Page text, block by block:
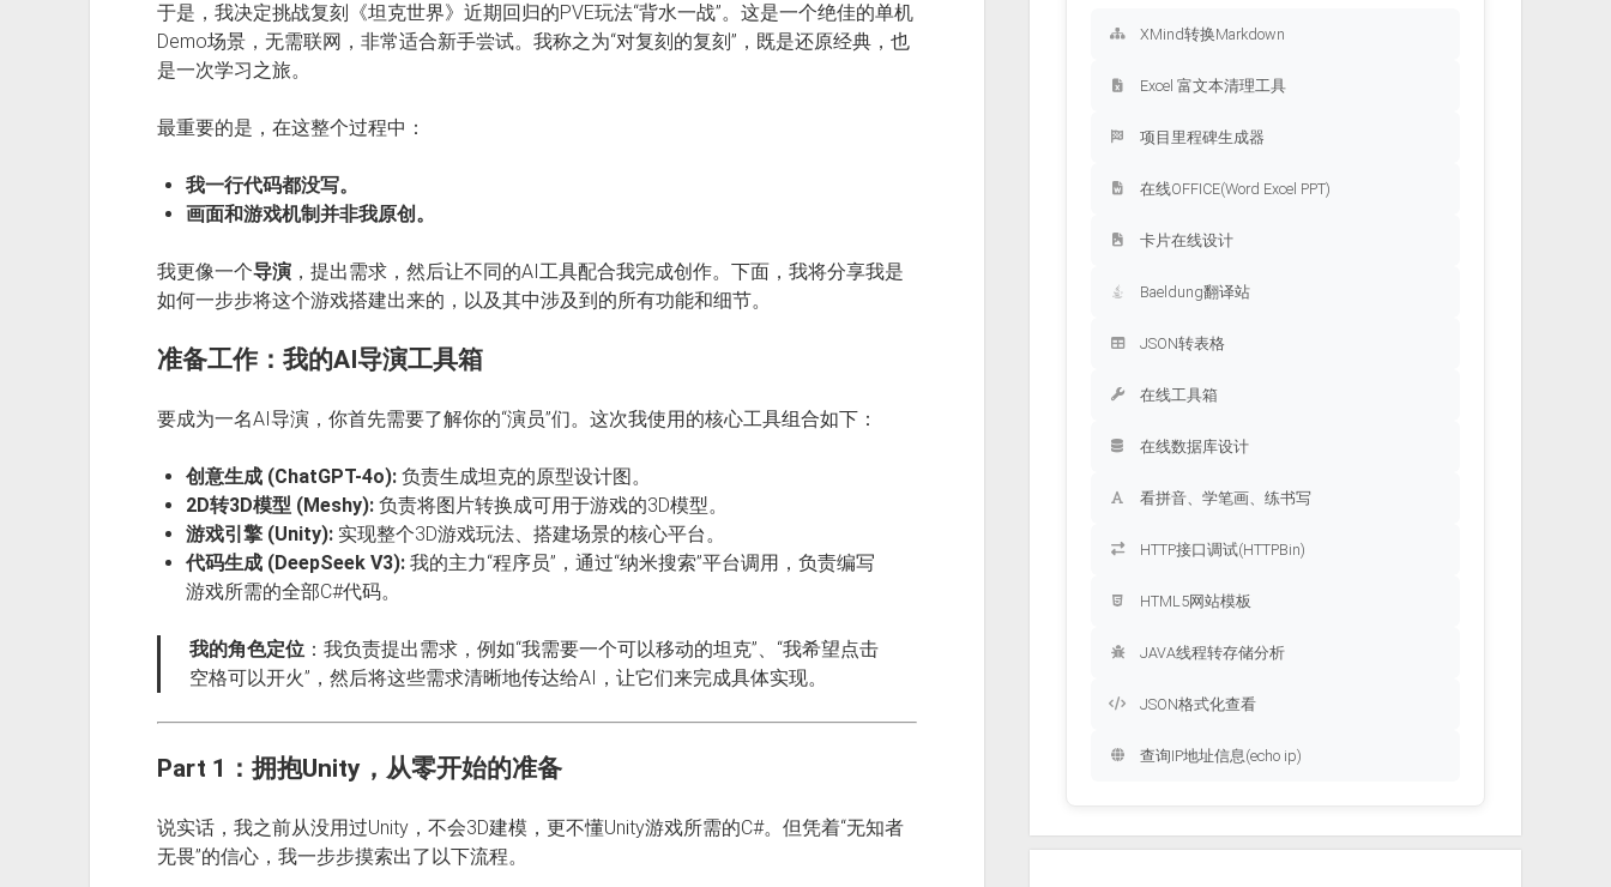
于是，我决定挑战复刻《坦克世界》近期回归的PVE玩法“背水一战”。这是一个绝佳的单机
Demo场景，无需联网，非常适合新手尝试。我称之为“对复刻的复刻”，既是还原经典，也
是一次学习之旅。
最重要的是，在这整个过程中：
我一行代码都没写。
画面和游戏机制并非我原创。
我更像一个导演，提出需求，然后让不同的AI工具配合我完成创作。下面，我将分享我是
如何一步步将这个游戏搭建出来的，以及其中涉及到的所有功能和细节。
准备工作：我的AI导演工具箱
要成为一名AI导演，你首先需要了解你的“演员”们。这次我使用的核心工具组合如下：
创意生成 (ChatGPT-4o):负责生成坦克的原型设计图。
2D转3D模型 (Meshy):负责将图片转换成可用于游戏的3D模型。
游戏引擎 (Unity):实现整个3D游戏玩法、搭建场景的核心平台。
代码生成 (DeepSeek V3):我的主力“程序员”，通过“纳米搜索”平台调用，负责编写
游戏所需的全部C#代码。
我的角色定位：我负责提出需求，例如“我需要一个可以移动的坦克”、“我希望点击
空格可以开火”，然后将这些需求清晰地传达给AI，让它们来完成具体实现。
Part 1：拥抱Unity，从零开始的准备
说实话，我之前从没用过Unity，不会3D建模，更不懂Unity游戏所需的C#。但凭着“无知者
无畏”的信心，我一步步摸索出了以下流程。
XMind转换Markdown
Excel 富文本清理工具
项目里程碑生成器
在线OFFICE(Word Excel PPT)
卡片在线设计
Baeldung翻译站
JSON转表格
在线工具箱
在线数据库设计
看拼音、学笔画、练书写
HTTP接口调试(HTTPBin)
HTML5网站模板
JAVA线程转存储分析
JSON格式化查看
查询IP地址信息(echo ip)